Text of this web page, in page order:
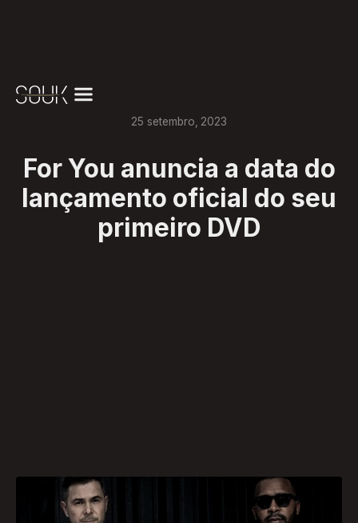
25 setembro 2023
For You anuncia a data do
lançamento oficial do seu
primeiro DVD